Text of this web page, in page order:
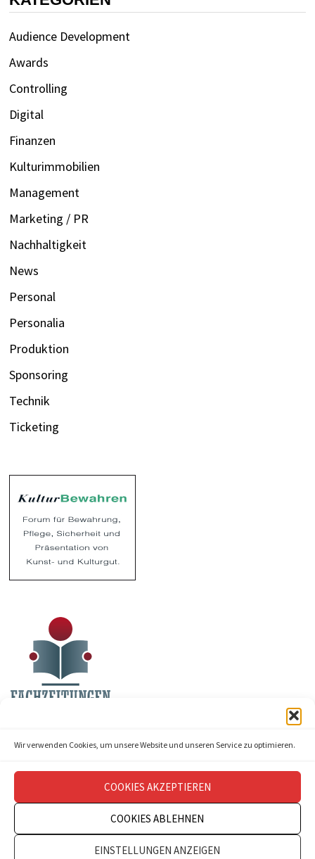
Wir verwenden Cookies, um unsere Website und unseren Service zu optimieren.
COOKIES AKZEPTIEREN
COOKIES ABLEHNEN
EINSTELLUNGEN ANZEIGEN
Audience Development
Awards
Controlling
Digital
Finanzen
Kulturimmobilien
Management
Marketing / PR
Nachhaltigkeit
News
Personal
Personalia
Produktion
Sponsoring
Technik
Ticketing